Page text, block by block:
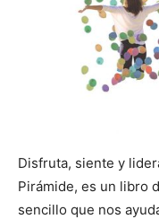
Disfruta, siente y
Pirámide, es un libro
sencillo que nos